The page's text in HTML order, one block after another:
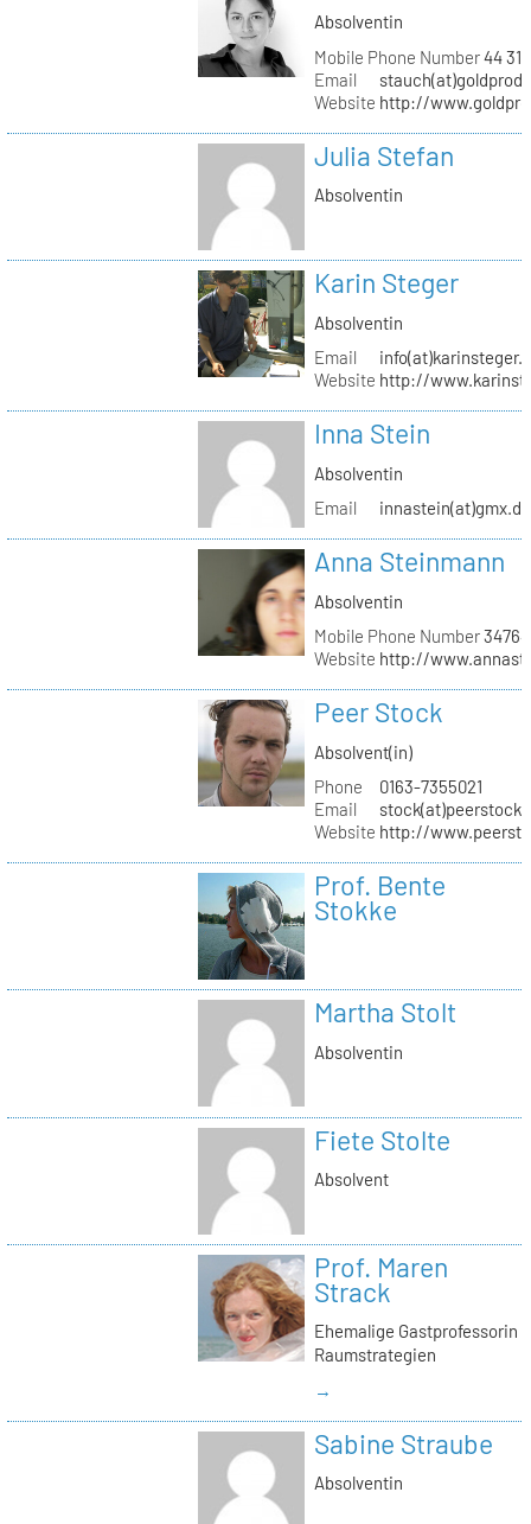
Absolventin
Mobile Phone Number44 31
Email
Website http://
Julia Stefan
Absolventin
Karin Steger
Absolventin
Email
Website http://
Inna Stein
Absolventin
Email
innastein(at)gmx.de
Anna Steinmann
Absolventin
Mobile Phone Number
Website http://
Peer Stock
Absolvent(in)
Phone
0163-7355021
Email
Website http://
Prof. Bente
Stokke
Martha Stolt
Absolventin
Fiete Stolte
Absolvent
Prof. Maren
Strack
Ehemalige Gastprofessorin
Raumstrategien
→
Sabine Straube
Absolventin